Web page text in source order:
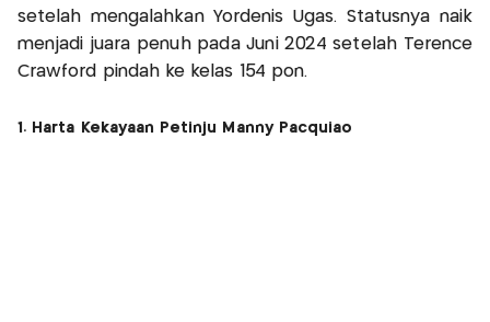
setelah mengalahkan Yordenis Ugas. Statusnya naik
menjadi juara penuh pada Juni 2024 setelah Terence
Crawford pindah ke kelas 154 pon.
1. Harta Kekayaan Petinju Manny Pacquiao